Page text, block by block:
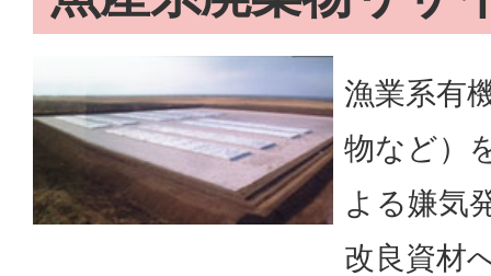
漁業系有
物など）
よる嫌気
改良資材